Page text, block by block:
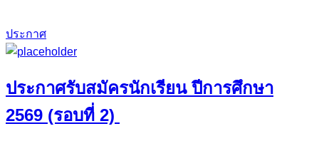
ประกาศ
ประกาศรับสมัครนักเรียน ปีการศึกษา
2569 (รอบที่ 2)